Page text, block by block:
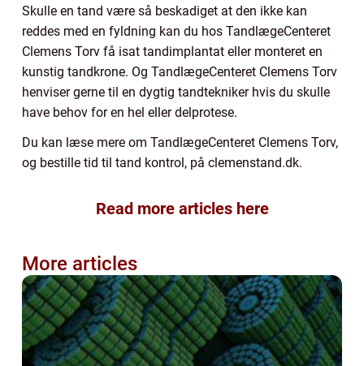
Skulle en tand være så beskadiget at den ikke kan
reddes med en fyldning kan du hos TandlægeCenteret
Clemens Torv få isat tandimplantat eller monteret en
kunstig tandkrone. Og TandlægeCenteret Clemens Torv
henviser gerne til en dygtig tandtekniker hvis du skulle
have behov for en hel eller delprotese.
Du kan læse mere om TandlægeCenteret Clemens Torv,
og bestille tid til tand kontrol, på clemenstand.dk.
Read more articles here
More articles